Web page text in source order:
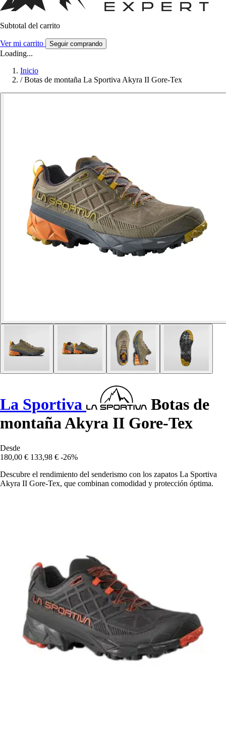
Subtotal del carrito
Ver mi carrito Seguir comprando
Loading...
Inicio
/ Botas de montaña La Sportiva Akyra II Gore-Tex
La Sportiva
Botas de
montaña Akyra II Gore-Tex
Desde
180,00 € 133,98 € -26%
Descubre el rendimiento del senderismo con los zapatos La Sportiva
Akyra II Gore-Tex, que combinan comodidad y protección óptima.